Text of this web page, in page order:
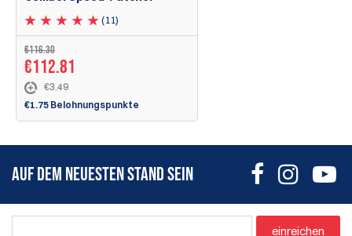
(11)
€116.30
€112.81
€3.49
€1.75 Belohnungspunkte
AUF DEM NEUESTEN STAND SEIN
einreichen